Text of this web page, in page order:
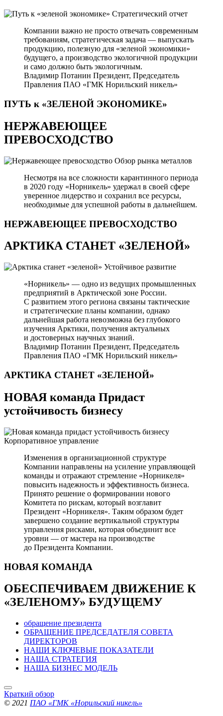
Стратегический отчет
Компании важно не просто отвечать современным
требованиям, стратегическая задача — выпускать
продукцию, полезную для «зеленой экономики»
будущего, а производство экологичной продукции
и само должно быть экологичным.
Владимир Потанин Президент, Председатель
Правления ПАО «ГМК Норильский никель»
ПУТЬ к «ЗЕЛЕНОЙ ЭКОНОМИКЕ»
НЕРЖАВЕЮЩЕЕ
ПРЕВОСХОДСТВО
Обзор рынка металлов
Несмотря на все сложности карантинного периода
в 2020 году «Норникель» удержал в своей сфере
уверенное лидерство и сохранил все ресурсы,
необходимые для успешной работы в дальнейшем.
НЕРЖАВЕЮЩЕЕ ПРЕВОСХОДСТВО
АРКТИКА СТАНЕТ «ЗЕЛЕНОЙ»
Устойчивое развитие
«Норникель» — одно из ведущих промышленных
предприятий в Арктической зоне России.
С развитием этого региона связаны тактические
и стратегические планы компании, однако
дальнейшая работа невозможна без глубокого
изучения Арктики, получения актуальных
и достоверных научных знаний.
Владимир Потанин Президент, Председатель
Правления ПАО «ГМК Норильский никель»
АРКТИКА СТАНЕТ «ЗЕЛЕНОЙ»
НОВАЯ команда Придаст
устойчивость бизнесу
Корпоративное управление
Изменения в организационной структуре
Компании направлены на усиление управляющей
команды и отражают стремление «Норникеля»
повысить надежность и эффективность бизнеса.
Принято решение о формировании нового
Комитета по рискам, который возглавит
Президент «Норникеля». Таким образом будет
завершено создание вертикальной структуры
управления рисками, которая объединит все
уровни — от мастера на производстве
до Президента Компании.
НОВАЯ КОМАНДА
ОБЕСПЕЧИВАЕМ ДВИЖЕНИЕ К
«ЗЕЛЕНОМУ» БУДУЩЕМУ
обращение президента
ОБРАЩЕНИЕ ПРЕДСЕДАТЕЛЯ СОВЕТА
ДИРЕКТОРОВ
НАШИ КЛЮЧЕВЫЕ ПОКАЗАТЕЛИ
НАША СТРАТЕГИЯ
НАША БИЗНЕС МОДЕЛЬ
Краткий обзор
© 2021 ПАО «ГМК «Норильский никель»